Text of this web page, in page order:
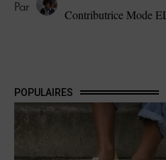
Contributrice Mode
POPULAIRES